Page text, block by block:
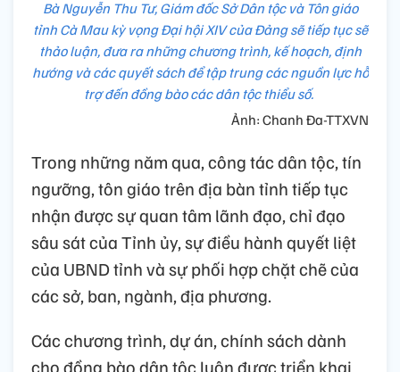
Bà Nguyễn Thu Tư, Giám đốc Sở Dân tộc và Tôn giáo
tỉnh Cà Mau kỳ vọng Đại hội XIV của Đảng sẽ tiếp tục sẽ
thảo luận, đưa ra những chương trình, kế hoạch, định
hướng và các quyết sách để tập trung các nguồn lực hỗ
trợ đến đồng bào các dân tộc thiểu số.
Ảnh: Chanh Đa-TTXVN
Trong những năm qua, công tác dân tộc, tín
ngưỡng, tôn giáo trên địa bàn tỉnh tiếp tục
nhận được sự quan tâm lãnh đạo, chỉ đạo
sâu sát của Tỉnh ủy, sự điều hành quyết liệt
của UBND tỉnh và sự phối hợp chặt chẽ của
các sở, ban, ngành, địa phương.
Các chương trình, dự án, chính sách dành
cho đồng bào dân tộc luôn được triển khai